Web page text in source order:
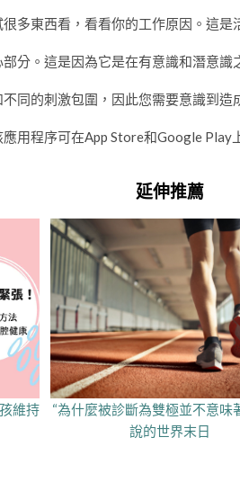
多東西看，看看你的工作原因。這是
分。這是因為它是在有意識和潛意識
同的刺激包圍，因此您需要意識到造
用程序可在App Store和Google Play
延伸推薦
維持
“為什麼被診斷為雙極並不意味
說的世界末日